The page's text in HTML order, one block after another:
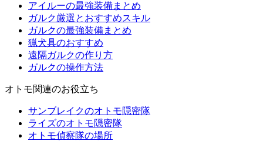
アイルーの最強装備まとめ
ガルク厳選とおすすめスキル
ガルクの最強装備まとめ
猟犬具のおすすめ
遠隔ガルクの作り方
ガルクの操作方法
オトモ関連のお役立ち
サンブレイクのオトモ隠密隊
ライズのオトモ隠密隊
オトモ偵察隊の場所